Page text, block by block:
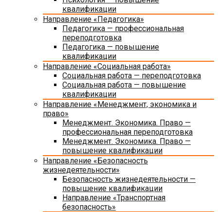
квалификации
Направление «Педагогика»
Педагогика — профессиональная
переподготовка
Педагогика — повышение
квалификации
Направление «Социальная работа»
Социальная работа — переподготовка
Социальная работа — повышение
квалификации
Направление «Менеджмент, экономика и
право»
Менеджмент. Экономика. Право —
профессиональная переподготовка
Менеджмент. Экономика. Право —
повышение квалификации
Направление «Безопасность
жизнедеятельности»
Безопасность жизнедеятельности —
повышение квалификации
Направление «Транспортная
безопасность»